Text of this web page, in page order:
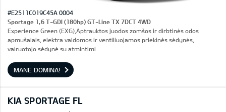
#E2511C019C45A 0004
Sportage 1,6 T-GDI (180hp) GT-Line TX 7DCT 4WD
Experience Green (EXG),Aptrauktos juodos zomšos ir dirbtinės odos
apmušalais, elektra valdomos ir ventiliuojamos priekinės sėdynės,
vairuotojo sėdynė su atmintimi
MANE DOMINA!
KIA SPORTAGE FL